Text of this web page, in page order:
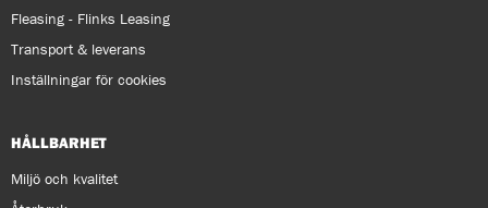
Fleasing - Flinks Leasing
Transport & leverans
Inställningar för cookies
HÅLLBARHET
Miljö och kvalitet